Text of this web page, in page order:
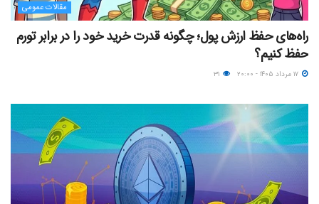
مقالات عمومی
راه‌های حفظ ارزش پول؛ چگونه قدرت خرید خود را در برابر تورم
حفظ کنیم؟